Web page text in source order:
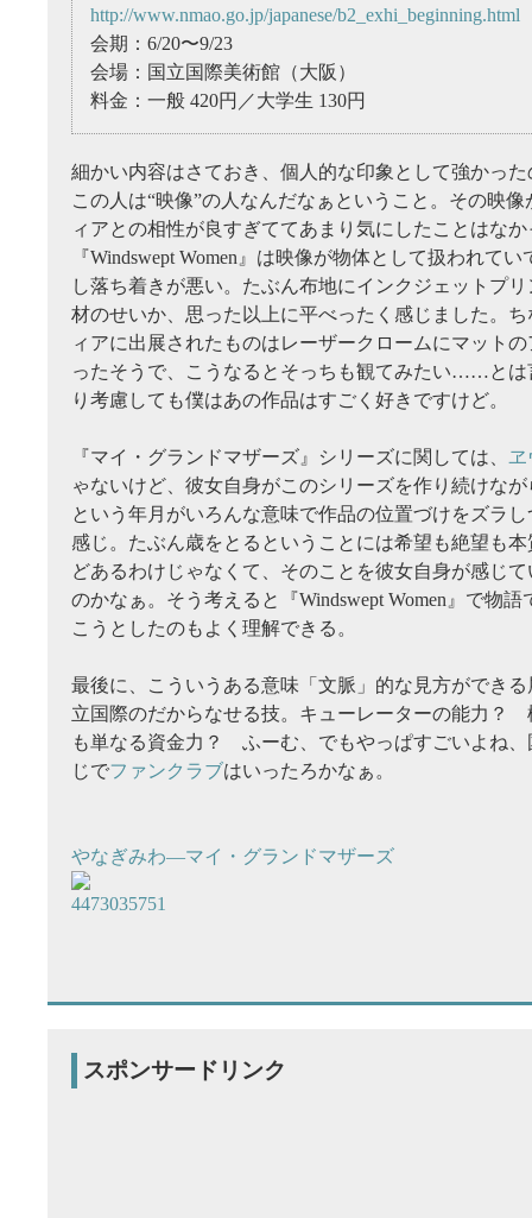
http://www.nmao.go.jp/japanese/b2_exhi_beginning.html
会期：6/20〜9/23
会場：国立国際美術館（大阪）
料金：一般 420円／大学生 130円
細かい内容はさておき、個人的な印象として強かっ
この人は“映像”の人なんだなぁということ。その映
ィアとの相性が良すぎててあまり気にしたことはな
『Windswept Women』は映像が物体として扱われて
し落ち着きが悪い。たぶん布地にインクジェットプ
材のせいか、思った以上に平べったく感じました。
ィアに出展されたものはレーザークロームにマット
ったそうで、こうなるとそっちも観てみたい……とは
り考慮しても僕はあの作品はすごく好きですけど。
『マイ・グランドマザーズ』シリーズに関しては、 ヱ
ゃないけど、彼女自身がこのシリーズを作り続けな
という年月がいろんな意味で作品の位置づけをズラ
感じ。たぶん歳をとるということには希望も絶望も
どあるわけじゃなくて、そのことを彼女自身が感じ
のかなぁ。そう考えると『Windswept Women』で物
こうとしたのもよく理解できる。
最後に、こういうある意味「文脈」的な見方ができ
立国際のだからなせる技。キューレーターの能力
も単なる資金力？ ふーむ、でもやっぱすごいよね、
じでファンクラブはいったろかなぁ。
やなぎみわ―マイ・グランドマザーズ
スポンサードリンク